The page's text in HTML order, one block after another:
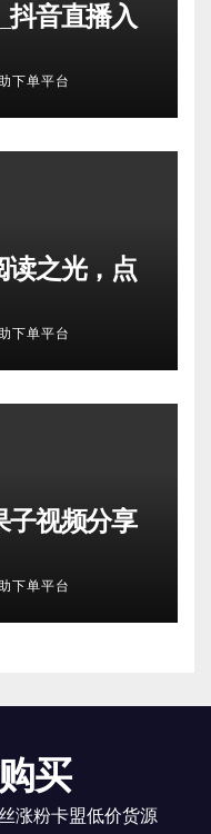
抖音直播入
下单平台
读之光，点
下单平台
子视频分享
下单平台
买
涨粉卡盟低价货源